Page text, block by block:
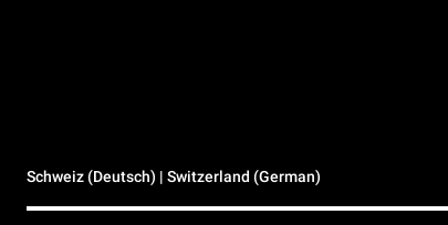
Schweiz (Deutsch) | Switzerland (German)